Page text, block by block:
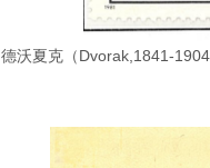
德沃夏克（Dvorak,1841-